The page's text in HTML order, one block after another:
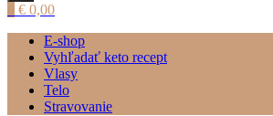
€ 0,00
E-shop
Vyhľadať keto recept
Vlasy
Telo
Stravovanie